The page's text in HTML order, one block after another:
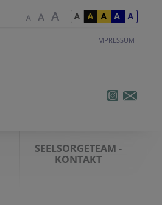
IMPRESSUM
SEELSORGETEAM -
KONTAKT